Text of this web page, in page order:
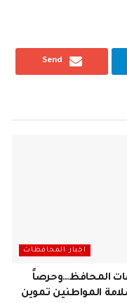
Send
اخبار المحافظات
المحافظ…وحرصاً
المواطنين تموين